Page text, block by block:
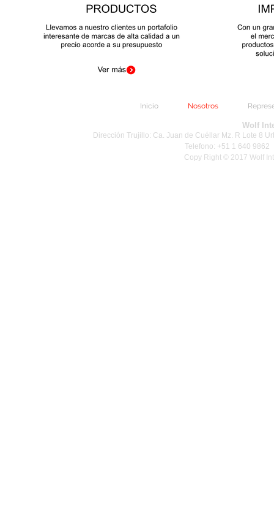
Wolf
Dirección Trujillo: Ca. Juan de Cuéllar Mz. R Lote 8
Telefono: +51 1 640 9862
Copy Right © 2017 Wolf
Inicio Nosotros